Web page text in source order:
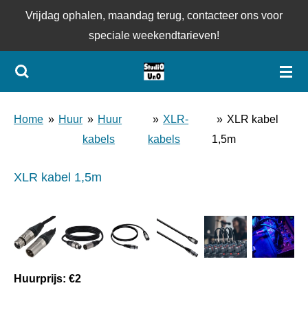
de
hoofdinhoud
Vrijdag ophalen, maandag terug, contacteer ons voor
speciale weekendtarieven!
Home » Huur » Huur
kabels
» XLR-
kabels
» XLR kabel
1,5m
XLR kabel 1,5m
Huurprijs: €2